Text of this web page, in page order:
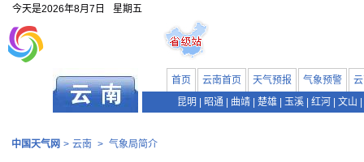
今天是2026年8月7日 星期五
首页 云南首页 天气预报 气象预警
昆明
昭通 曲靖 楚雄 玉溪 红河 文山
中国天气网 > 云南 > 气象局简介